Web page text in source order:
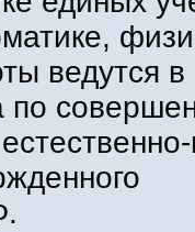
ведутся
по